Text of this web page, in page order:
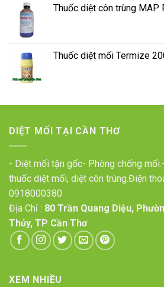
Thuốc diệt côn trùng MAP
Thuốc diệt mối Termize
DIỆT MỐI TẠI CẦN THƠ
- Diệt mối tận gốc- Phòng chống
thuốc diệt mối, diệt côn trùng.Điện
0918000380
Địa Chỉ : 80 Trần Quang Diệu,
Thủy, TP Cần Thơ
XEM NHIỀU